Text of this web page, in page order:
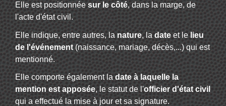
Elle est positionnéesur le côté, dans la marge, de
l'acte d'état civil.
Elle indique, entre autres, la nature, ladateet le lieu
de l'événement(naissance, mariage, décès,...) qui est
mentionné.
Elle comporte également ladate à laquelle la
mention est apposée, le statut de l'officier d'état civil
qui a effectué la mise à jour et sa signature.